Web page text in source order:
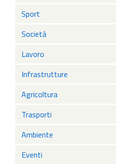
Sport
Società
Lavoro
Infrastrutture
Agricoltura
Trasporti
Ambiente
Eventi